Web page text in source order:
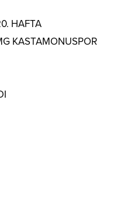
HAFTA
KASTAMONUSPOR